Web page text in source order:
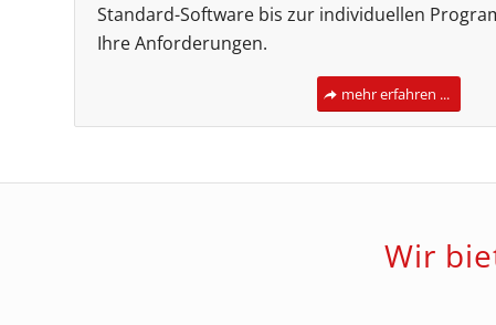
Standard-Software bis zur individuellen
Ihre Anforderungen.
mehr erfahren ...
Wir